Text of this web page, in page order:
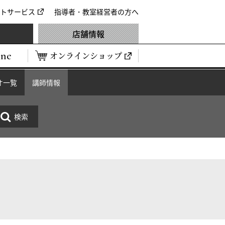
サービス 指導者・教室経営者の方へ
オンラインショップ
店舗情報
一覧 講師情報